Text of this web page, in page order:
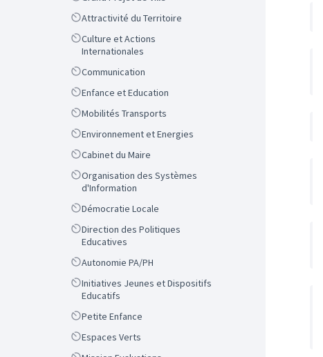
ScopeAttractivité du Territoire
Scope
Culture et Actions
Internationales
ScopeCommunication
ScopeEnfance et Education
ScopeMobilités Transports
ScopeEnvironnement et Energies
ScopeCabinet du Maire
Scope
Organisation des Systèmes
d'Information
ScopeDémocratie Locale
Scope
Direction des Politiques
Educatives
ScopeAutonomie PA/PH
Scope
Initiatives Jeunes et Dispositifs
Educatifs
ScopePetite Enfance
ScopeEspaces Verts